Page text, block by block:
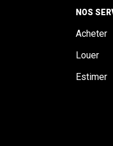
NOS
Acheter
Louer
Estimer